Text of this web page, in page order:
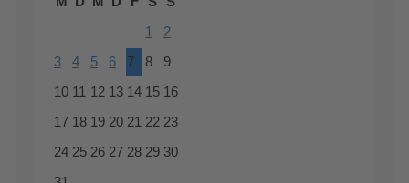
1 2
3 4 5 6 7 8 9
10 11 12 13 14 15 16
17 18 19 20 21 22 23
24 25 26 27 28 29 30